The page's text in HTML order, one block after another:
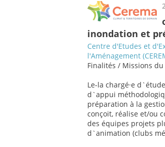
inondation et
Centre d'Etudes et
l'Aménagement
Finalités / Missions du
Le-la chargé·e
d`appui
préparation à la
conçoit, réalise et/ou
des équipes projets
d`animation (clubs